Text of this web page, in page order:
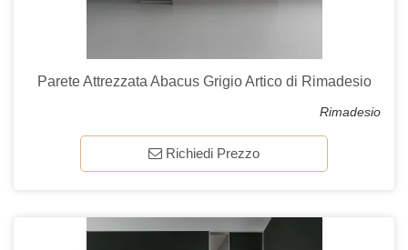
Parete Attrezzata Abacus Grigio Artico di Rimadesio
Rimadesio
Richiedi Prezzo